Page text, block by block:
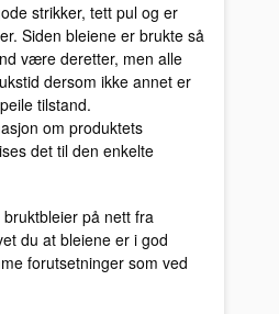
strikker, tett pul og er
Siden bleiene er brukte så
være deretter, men alle
dersom ikke annet er
tilstand.
om produktets
det til den enkelte
på nett fra
du at bleiene er i god
forutsetninger som ved